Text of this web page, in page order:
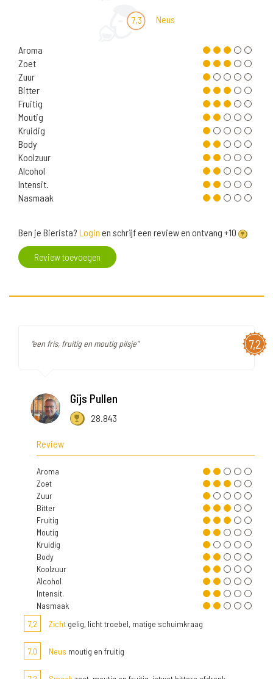
7,3 Neus
Aroma
Zoet
Zuur
Bitter
Fruitig
Moutig
Kruidig
Body
Koolzuur
Alcohol
Intensit.
Nasmaak
Ben je Bierista? Login en schrijf een review en ontvang +10
Review toevoegen
7,2
"een fris, fruitig en moutig pilsje"
Gijs Pullen
28.843
Review
Aroma
Zoet
Zuur
Bitter
Fruitig
Moutig
Kruidig
Body
Koolzuur
Alcohol
Intensit.
Nasmaak
7,2
Zicht gelig, licht troebel, matige schuimkraag
7,0 Neus moutig en fruitig